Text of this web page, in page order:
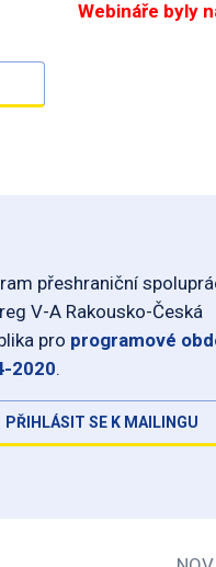
Webináře byly
přeshraniční
V-A Rakousko-Česká
pro programové
2020.
PŘIHLÁSIT SE K MAILINGU